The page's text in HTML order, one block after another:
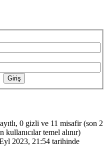
0 gizli ve 11 misafir (son 2
temel alınır)
2023, 21:54 tarihinde